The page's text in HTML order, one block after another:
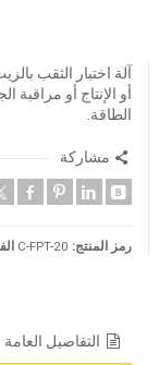
أو الإنتاج أو
الطاقة.
مشاركة
رمز المنتج:
التفاصيل العامة